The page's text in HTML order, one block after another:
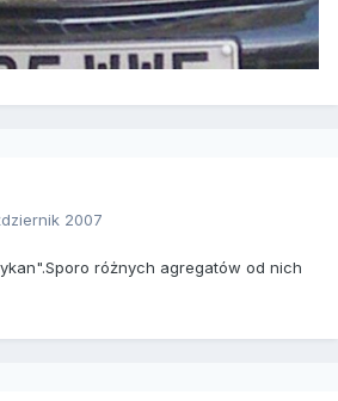
2007
różnych agregatów od nich